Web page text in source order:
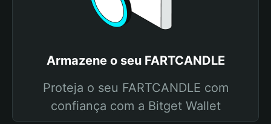
Armazene o seu FARTCANDLE
Proteja o seu FARTCANDLE com
confiança com a Bitget Wallet